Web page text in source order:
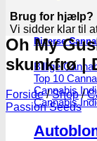
Diverse
Billige
Top 10
Cannabis
Cannabis
Brug for hjælp?
Vi sidder klar til
Oh My
skunkfrø |
Forside / Shop /
Passion Seeds